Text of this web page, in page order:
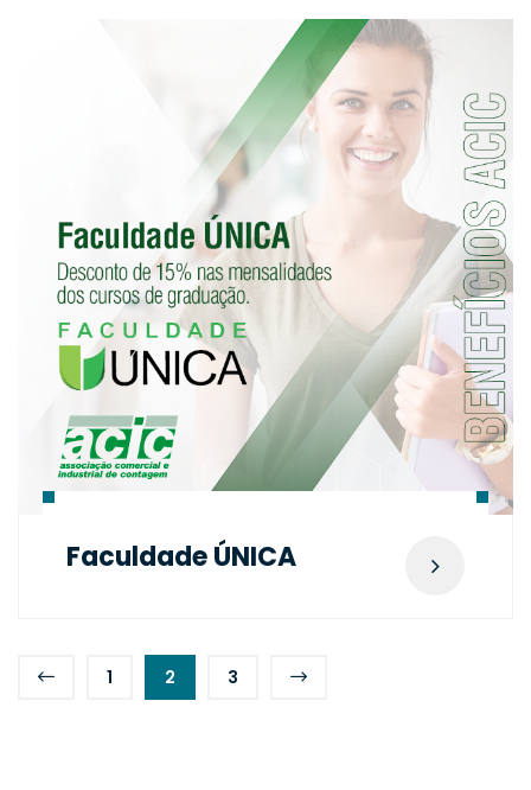
Faculdade ÚNICA
1 2 3